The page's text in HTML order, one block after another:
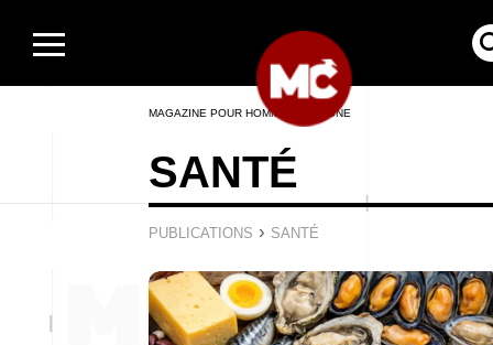
MAGAZINE POUR HOMMES EN LIGNE
SANTÉ
PUBLICATIONS › SANTÉ